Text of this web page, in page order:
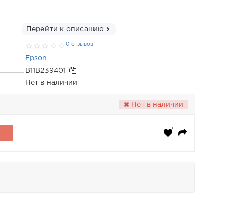
Перейти к описанию
0 отзывов
Epson
B11B239401
Нет в наличии
Нет в наличии